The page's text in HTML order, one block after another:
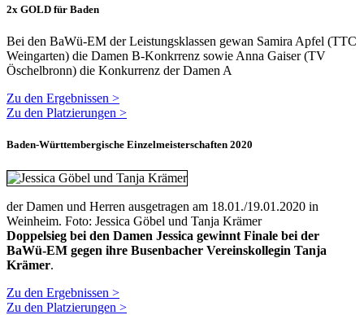
2x GOLD für Baden
Bei den BaWü-EM der Leistungsklassen gewan Samira Apfel (TTC
Weingarten) die Damen B-Konkrrenz sowie Anna Gaiser (TV
Öschelbronn) die Konkurrenz der Damen A
Zu den Ergebnissen >
Zu den Platzierungen >
Baden-Württembergische Einzelmeisterschaften 2020
der Damen und Herren ausgetragen am 18.01./19.01.2020 in
Weinheim. Foto: Jessica Göbel und Tanja Krämer
Doppelsieg bei den Damen Jessica gewinnt Finale bei der
BaWü-EM gegen ihre Busenbacher Vereinskollegin Tanja
Krämer.
Zu den Ergebnissen >
Zu den Platzierungen >